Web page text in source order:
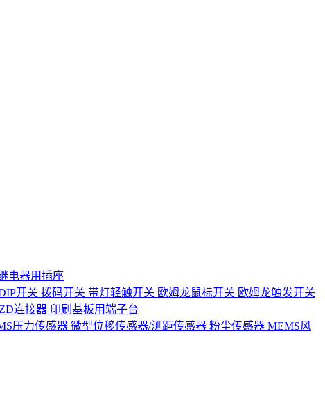
电器用插座
开关 拨码开关 带灯轻触开关 欧姆龙鼠标开关 欧姆龙触发开关
ZD连接器 印刷基板用端子台
压力传感器 微型位移传感器/测距传感器 粉尘传感器 MEMS风